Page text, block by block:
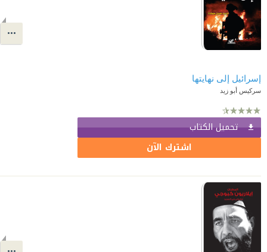
إسرائيل إلى نهايتها
سركيس أبو زيد
تحميل الكتاب
اشترك الآن